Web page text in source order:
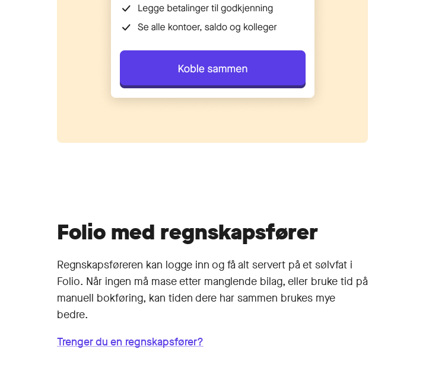
Folio med regnskapsfører
Regn­skaps­føreren kan logge inn og få alt servert på et sølvfat i
Folio. Når ingen må mase etter manglende bilag, eller bruke tid på
manuell bokføring, kan tiden dere har sammen brukes mye
bedre.
Trenger du en regnskapsfører?